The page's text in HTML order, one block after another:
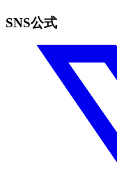
SNS公式